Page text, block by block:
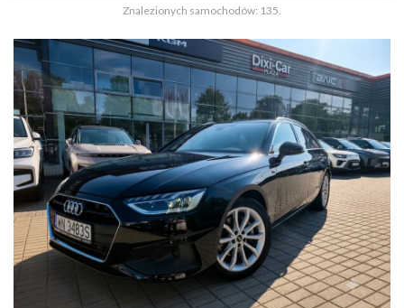
Znalezionych samochodów: 135.